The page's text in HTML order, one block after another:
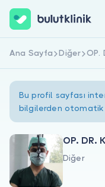
Hakkımızda
Hemen Kaydol
Ana Sayfa Diğer OP.
Bu profil sayfası
bilgilerden otomatik
OP. DR.
Diğer